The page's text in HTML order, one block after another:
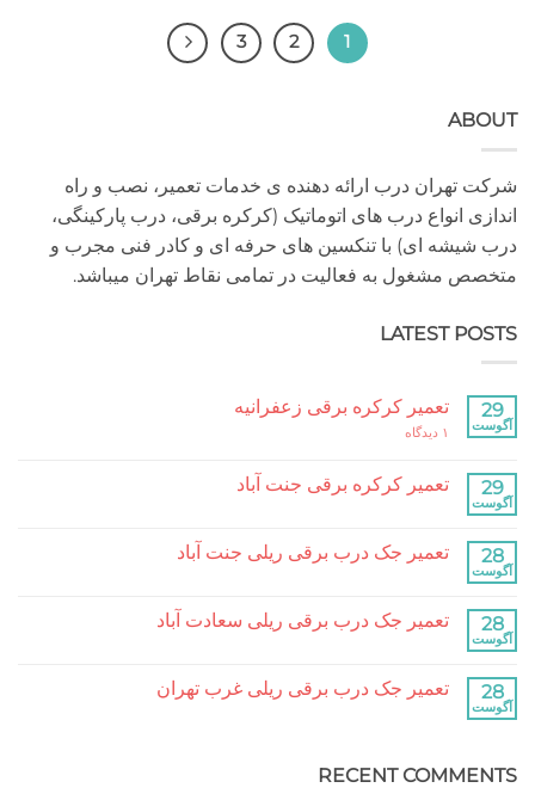
3
درب ارائه دهنده ی خدمات تعمیر، نصب و راه
انواع درب های اتوماتیک (کرکره برقی، درب پارکینگی،
ای) با تنکسین های حرفه ای و کادر فنی مجرب و
مشغول به فعالیت در تمامی نقاط تهران میباشد.
LATEST
تعمیر کرکره برقی زعفرانیه
۱ دیدگاه
برای
برقی
زعفرانیه
تعمیر کرکره برقی جنت آباد
هیچ
برای
تعمیر
کرکره
برقی
آباد
ثبت
نشده
تعمیر جک درب برقی ریلی جنت آباد
هیچ
برای
تعمیر
جک
درب
ریلی
جنت
آباد
ثبت
نشده
تعمیر جک درب برقی ریلی سعادت آباد
هیچ
برای
تعمیر
جک
درب
سعادت
آباد
ثبت
نشده
تعمیر جک درب برقی ریلی غرب تهران
هیچ
جک
RECENT